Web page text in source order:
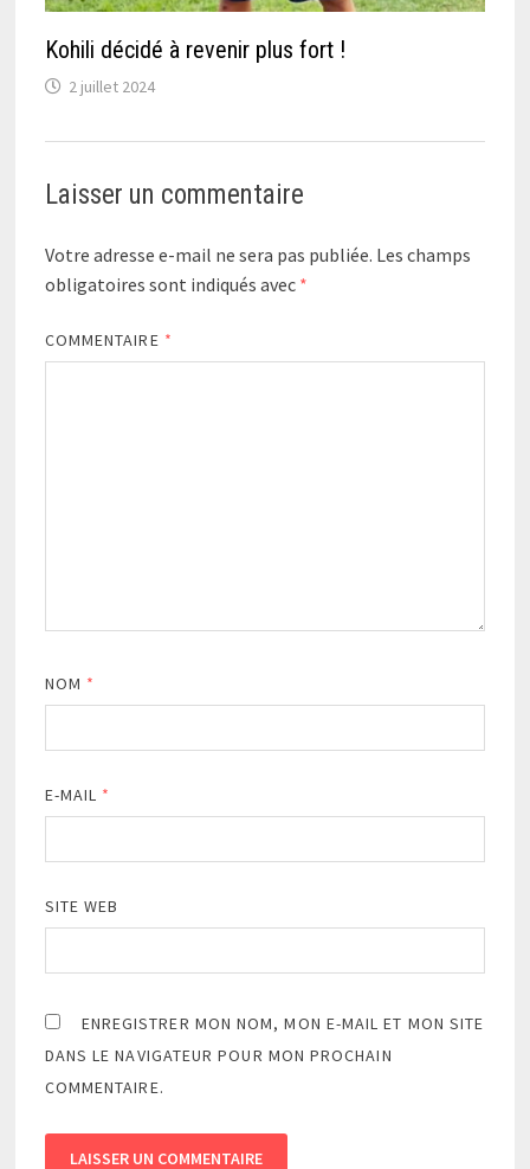
Kohili décidé à revenir plus fort !
2 juillet 2024
Laisser un commentaire
Votre adresse e-mail ne sera pas publiée. Les champs
obligatoires sont indiqués avec *
COMMENTAIRE *
NOM *
E-MAIL *
SITE WEB
ENREGISTRER MON NOM, MON E-MAIL ET MON SITE
DANS LE NAVIGATEUR POUR MON PROCHAIN
COMMENTAIRE.